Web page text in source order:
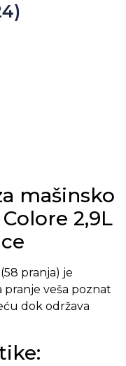
mašinsko
2,9L
pranja) je
pranje veša poznat
dok održava